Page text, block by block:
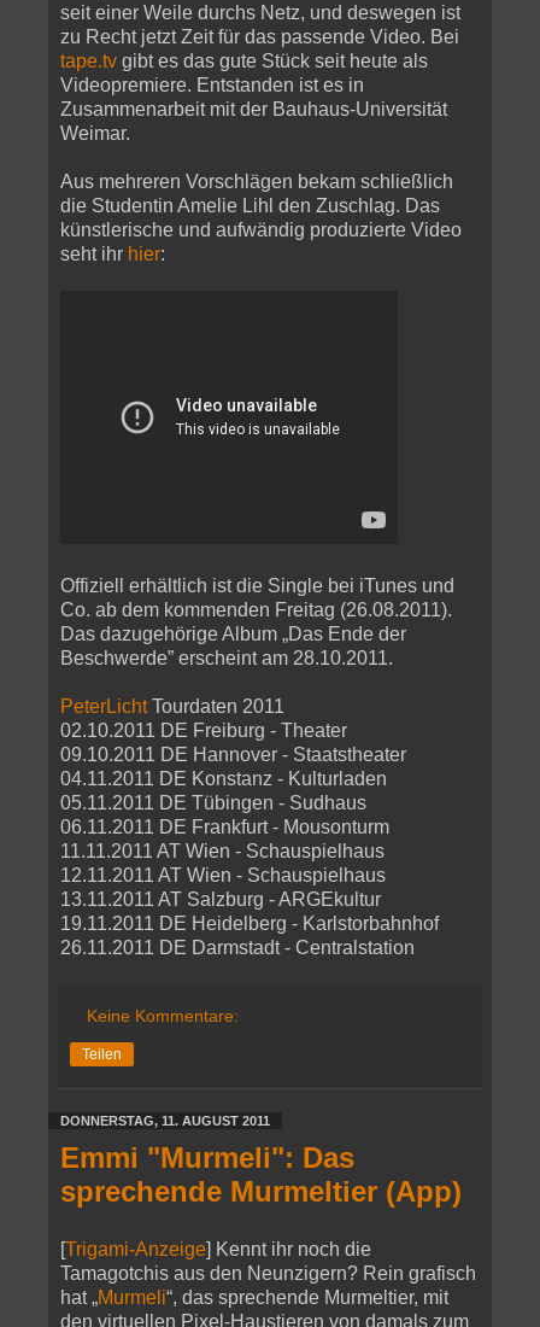
seit einer Weile durchs Netz, und deswegen ist
zu Recht jetzt Zeit für das passende Video. Bei
tape.tv gibt es das gute Stück seit heute als
Videopremiere. Entstanden ist es in
Zusammenarbeit mit der Bauhaus-Universität
Weimar.
Aus mehreren Vorschlägen bekam schließlich
die Studentin Amelie Lihl den Zuschlag. Das
künstlerische und aufwändig produzierte Video
seht ihr hier:
Offiziell erhältlich ist die Single bei iTunes und
Co. ab dem kommenden Freitag (26.08.2011).
Das dazugehörige Album „Das Ende der
Beschwerde” erscheint am 28.10.2011.
PeterLichtTourdaten 2011
02.10.2011 DE Freiburg - Theater
09.10.2011 DE Hannover - Staatstheater
04.11.2011 DE Konstanz - Kulturladen
05.11.2011 DE Tübingen - Sudhaus
06.11.2011 DE Frankfurt - Mousonturm
11.11.2011 AT Wien - Schauspielhaus
12.11.2011 AT Wien - Schauspielhaus
13.11.2011 AT Salzburg - ARGEkultur
19.11.2011 DE Heidelberg - Karlstorbahnhof
26.11.2011 DE Darmstadt - Centralstation
Keine Kommentare:
Teilen
DONNERSTAG, 11. AUGUST 2011
Emmi "Murmeli": Das
sprechende Murmeltier (App)
[Trigami-Anzeige] Kennt ihr noch die
Tamagotchis aus den Neunzigern? Rein grafisch
hat „Murmeli“, das sprechende Murmeltier, mit
den virtuellen Pixel-Haustieren von damals zum